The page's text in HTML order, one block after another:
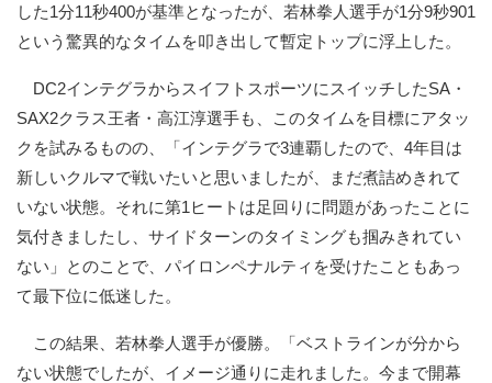
した1分11秒400が基準となったが、若林拳人選手が1分9秒901
という驚異的なタイムを叩き出して暫定トップに浮上した。
DC2インテグラからスイフトスポーツにスイッチしたSA・
SAX2クラス王者・高江淳選手も、このタイムを目標にアタッ
クを試みるものの、「インテグラで3連覇したので、4年目は
新しいクルマで戦いたいと思いましたが、まだ煮詰めきれて
いない状態。それに第1ヒートは足回りに問題があったことに
気付きましたし、サイドターンのタイミングも掴みきれてい
ない」とのことで、パイロンペナルティを受けたこともあっ
て最下位に低迷した。
この結果、若林拳人選手が優勝。「ベストラインが分から
ない状態でしたが、イメージ通りに走れました。今まで開幕